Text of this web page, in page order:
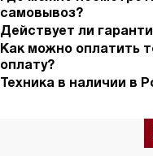
самовывоз?
Действует ли
Как можно оплатить
оплату?
Техника в наличии в